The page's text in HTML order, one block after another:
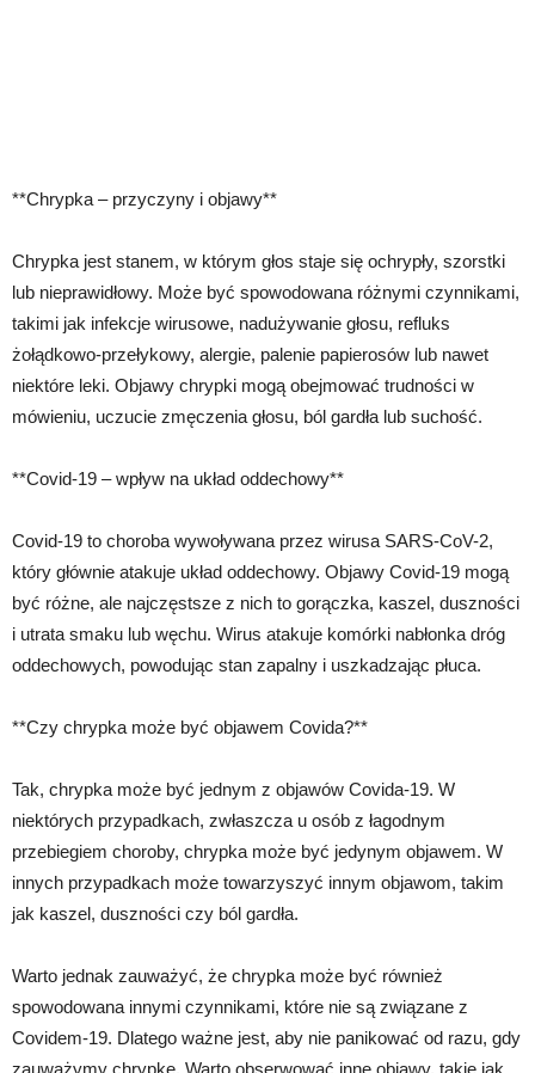
**Chrypka – przyczyny i objawy**
Chrypka jest stanem, w którym głos staje się ochrypły, szorstki
lub nieprawidłowy. Może być spowodowana różnymi czynnikami,
takimi jak infekcje wirusowe, nadużywanie głosu, refluks
żołądkowo-przełykowy, alergie, palenie papierosów lub nawet
niektóre leki. Objawy chrypki mogą obejmować trudności w
mówieniu, uczucie zmęczenia głosu, ból gardła lub suchość.
**Covid-19 – wpływ na układ oddechowy**
Covid-19 to choroba wywoływana przez wirusa SARS-CoV-2,
który głównie atakuje układ oddechowy. Objawy Covid-19 mogą
być różne, ale najczęstsze z nich to gorączka, kaszel, duszności
i utrata smaku lub węchu. Wirus atakuje komórki nabłonka dróg
oddechowych, powodując stan zapalny i uszkadzając płuca.
**Czy chrypka może być objawem Covida?**
Tak, chrypka może być jednym z objawów Covida-19. W
niektórych przypadkach, zwłaszcza u osób z łagodnym
przebiegiem choroby, chrypka może być jedynym objawem. W
innych przypadkach może towarzyszyć innym objawom, takim
jak kaszel, duszności czy ból gardła.
Warto jednak zauważyć, że chrypka może być również
spowodowana innymi czynnikami, które nie są związane z
Covidem-19. Dlatego ważne jest, aby nie panikować od razu, gdy
zauważymy chrypkę. Warto obserwować inne objawy, takie jak